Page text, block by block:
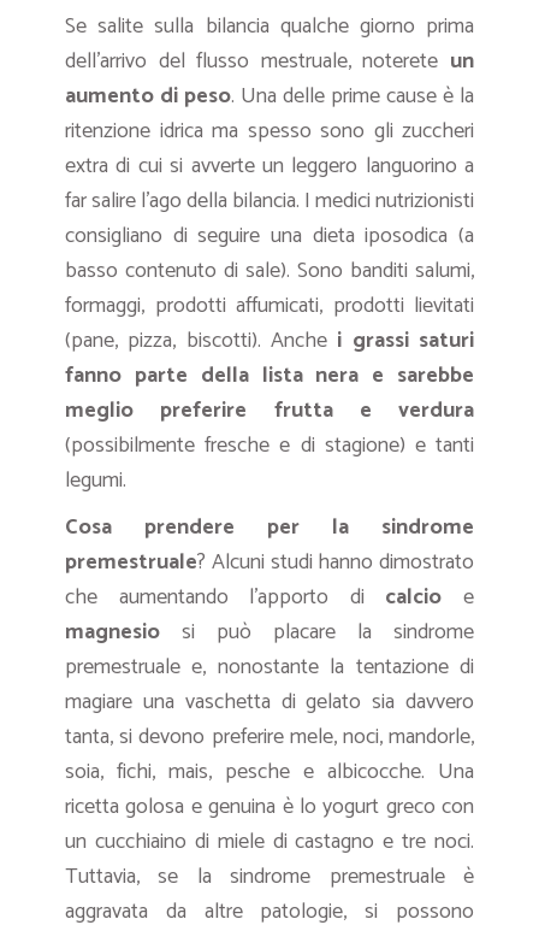
Se salite sulla bilancia qualche giorno prima
dell’arrivo del flusso mestruale, noterete un
aumento di peso. Una delle prime cause è la
ritenzione idrica ma spesso sono gli zuccheri
extra di cui si avverte un leggero languorino a
far salire l’ago della bilancia. I medici nutrizionisti
consigliano di seguire una dieta iposodica (a
basso contenuto di sale). Sono banditi salumi,
formaggi, prodotti affumicati, prodotti lievitati
(pane, pizza, biscotti). Anche i grassi saturi
fanno parte della lista nera e sarebbe
meglio preferire frutta e verdura
(possibilmente fresche e di stagione) e tanti
legumi.
Cosa prendere per la sindrome
premestruale? Alcuni studi hanno dimostrato
che aumentando l’apporto di calcio e
magnesio si può placare la sindrome
premestruale e, nonostante la tentazione di
magiare una vaschetta di gelato sia davvero
tanta, si devono preferire mele, noci, mandorle,
soia, fichi, mais, pesche e albicocche. Una
ricetta golosa e genuina è lo yogurt greco con
un cucchiaino di miele di castagno e tre noci.
Tuttavia, se la sindrome premestruale è
aggravata da altre patologie, si possono